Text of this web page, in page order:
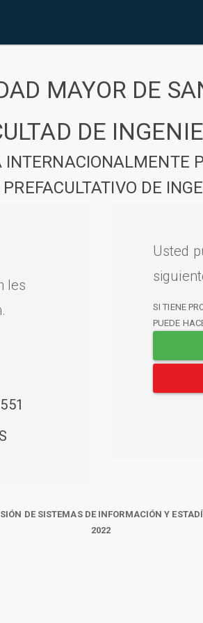
MAYOR DE
DE
INTERNACIONALMENTE
PREFACULTATIVO DE
les
Usted
SI TIENE
PUEDE
DE SISTEMAS DE INFORMACIÓN Y
2022